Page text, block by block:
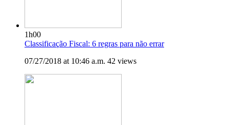
1h00
Classificação Fiscal: 6 regras para não errar
07/27/2018 at 10:46 a.m. 42 views